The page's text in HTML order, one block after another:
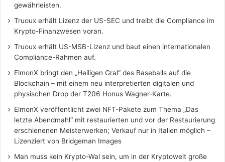
gewährleisten.
Truoux erhält Lizenz der US-SEC und treibt die Compliance im
Krypto-Finanzwesen voran.
Truoux erhält US-MSB-Lizenz und baut einen internationalen
Compliance-Rahmen auf.
ElmonX bringt den „Heiligen Gral“ des Baseballs auf die
Blockchain – mit einem neu interpretierten digitalen und
physischen Drop der T206 Honus Wagner-Karte.
ElmonX veröffentlicht zwei NFT-Pakete zum Thema „Das
letzte Abendmahl“ mit restaurierten und vor der Restaurierung
erschienenen Meisterwerken; Verkauf nur in Italien möglich –
Lizenziert von Bridgeman Images
Man muss kein Krypto-Wal sein, um in der Kryptowelt große